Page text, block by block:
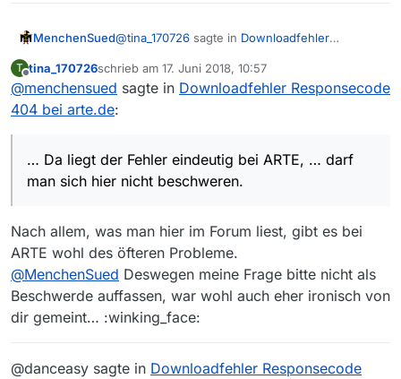
MenchenSued@tina_170726 sagte in Downloadfehler
anfangs noch dazu geschrieben, dass bei
Ja sorry, musste meine Aussage sehr schnell
aber bei 132 MByte und fragte dann endlos, ob
er die Datei erweitern oder beenden soll. Da
liegt der Fehler eindeutig bei ARTE, aber
beschweren.
T tina_170726schrieb am 17. Juni 2018, 10:57
zuletzt editiert von
@menchensued sagte in Downloadfehler Responsecode
404 bei arte.de:
… Da liegt der Fehler eindeutig bei ARTE, … darf
man sich hier nicht beschweren.
Nach allem, was man hier im Forum liest, gibt es bei
ARTE wohl des öfteren Probleme.
@MenchenSued Deswegen meine Frage bitte nicht als
Beschwerde auffassen, war wohl auch eher ironisch von
dir gemeint… :winking_face:
@danceasy sagte in Downloadfehler Responsecode